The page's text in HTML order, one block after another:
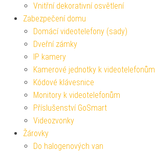
Vnitřní dekorativní osvětlení
Zabezpečení domu
Domácí videotelefony (sady)
Dveřní zámky
IP kamery
Kamerové jednotky k videotelefonům
Kódové klávesnice
Monitory k videotelefonům
Příslušenství GoSmart
Videozvonky
Žárovky
Do halogenových van